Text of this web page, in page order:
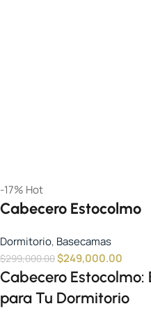
-17% Hot
Cabecero Estocolmo
Dormitorio, Basecamas
$299,000.00$249,000.00
Cabecero
para Tu Dormitorio